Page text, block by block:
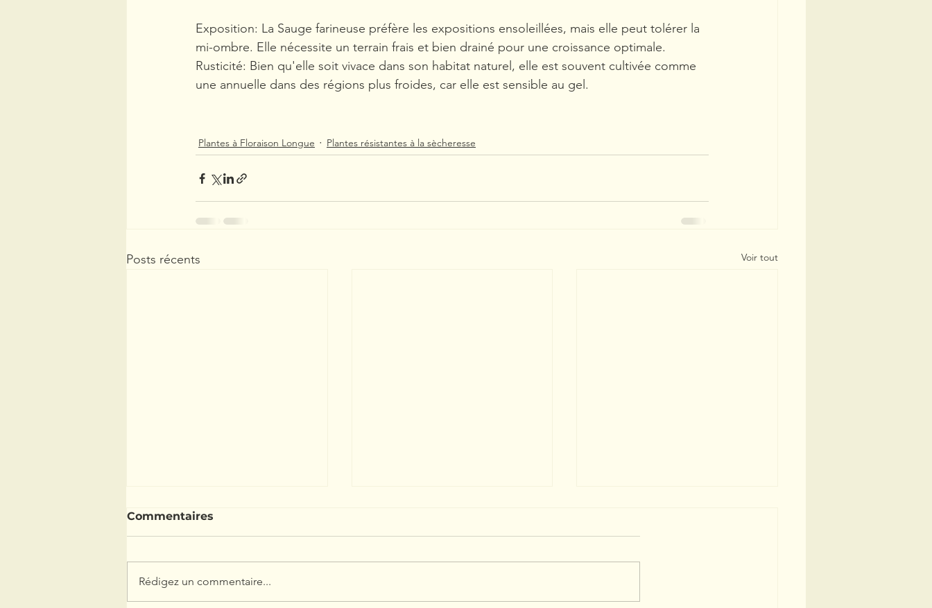
Exposition: La Sauge farineuse préfère les expositions ensoleillées, mais elle peut tolérer la
mi-ombre. Elle nécessite un terrain frais et bien drainé pour une croissance optimale.
Rusticité: Bien qu'elle soit vivace dans son habitat naturel, elle est souvent cultivée comme
une annuelle dans des régions plus froides, car elle est sensible au gel.
Plantes à Floraison Longue Plantes résistantes à la sècheresse
Posts récents Voir tout
Commentaires
Rédigez un commentaire...